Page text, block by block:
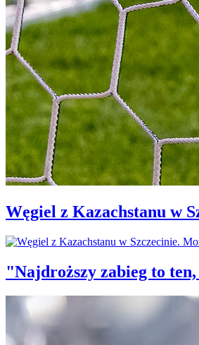
Węgiel z Kazachstanu w
"Najdroższy zabieg to